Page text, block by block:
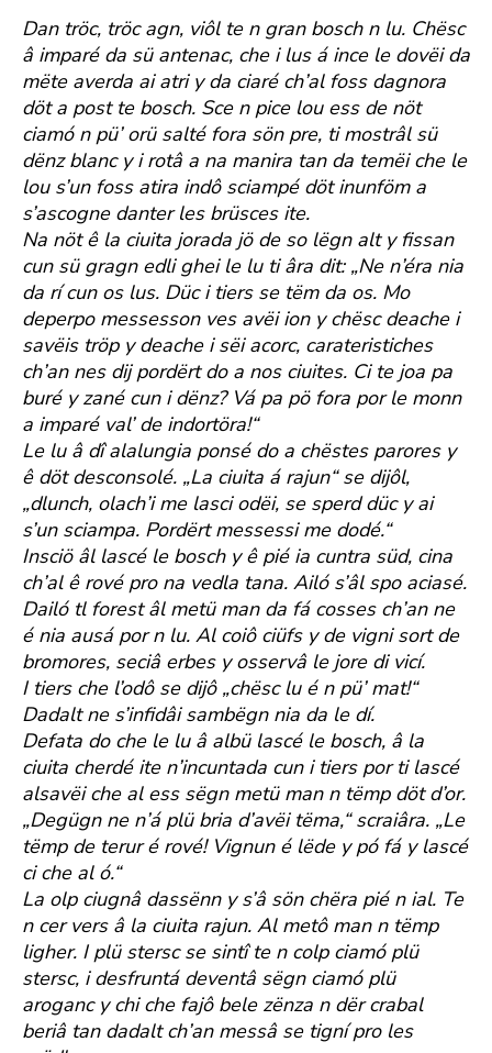
Dan tröc, tröc agn, viôl te n gran bosch n lu. Chësc
â imparé da sü antenac, che i lus á ince le dovëi da
mëte averda ai atri y da ciaré ch’al foss dagnora
döt a post te bosch. Sce n pice lou ess de nöt
ciamó n pü’ orü salté fora sön pre, ti mostrâl sü
dënz blanc y i rotâ a na manira tan da temëi che le
lou s’un foss atira indô sciampé döt inunföm a
s’ascogne danter les brüsces ite.
Na nöt ê la ciuita jorada jö de so lëgn alt y fissan
cun sü gragn edli ghei le lu ti âra dit: „Ne n’éra nia
da rí cun os lus. Düc i tiers se tëm da os. Mo
deperpo messesson ves avëi ion y chësc deache i
savëis tröp y deache i sëi acorc, carateristiches
ch’an nes dij pordërt do a nos ciuites. Ci te joa pa
buré y zané cun i dënz? Vá pa pö fora por le monn
a imparé val’ de indortöra!“
Le lu â dî alalungia ponsé do a chëstes parores y
ê döt desconsolé. „La ciuita á rajun“ se dijôl,
„dlunch, olach’i me lasci odëi, se sperd düc y ai
s’un sciampa. Pordërt messessi me dodé.“
Insciö âl lascé le bosch y ê pié ia cuntra süd, cina
ch’al ê rové pro na vedla tana. Ailó s’âl spo aciasé.
Dailó tl forest âl metü man da fá cosses ch’an ne
é nia ausá por n lu. Al coiô ciüfs y de vigni sort de
bromores, seciâ erbes y osservâ le jore di vicí.
I tiers che l’odô se dijô „chësc lu é n pü’ mat!“
Dadalt ne s’infidâi sambëgn nia da le dí.
Defata do che le lu â albü lascé le bosch, â la
ciuita cherdé ite n’incuntada cun i tiers por ti lascé
alsavëi che al ess sëgn metü man n tëmp döt d’or.
„Degügn ne n’á plü bria d’avëi tëma,“ scraiâra. „Le
tëmp de terur é rové! Vignun é lëde y pó fá y lascé
ci che al ó.“
La olp ciugnâ dassënn y s’â sön chëra pié n ial. Te
n cer vers â la ciuita rajun. Al metô man n tëmp
ligher. I plü stersc se sintî te n colp ciamó plü
stersc, i desfruntá deventâ sëgn ciamó plü
aroganc y chi che fajô bele zënza n dër crabal
beriâ tan dadalt ch’an messâ se tigní pro les